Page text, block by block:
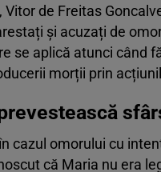
Vitor de Freitas
și acuzați de
se aplică atunci când
morții prin
cazul omorului cu
că Maria nu era